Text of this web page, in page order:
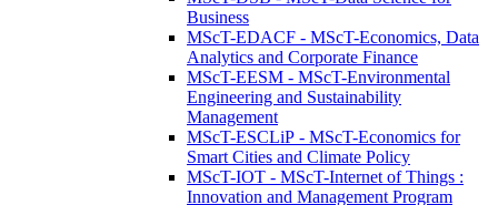
Business
MScT-EDACF - MScT-Economics, Data
Analytics and Corporate Finance
MScT-EESM - MScT-Environmental
Engineering and Sustainability
Management
MScT-ESCLiP - MScT-Economics for
Smart Cities and Climate Policy
MScT-IOT - MScT-Internet of Things :
Innovation and Management Program